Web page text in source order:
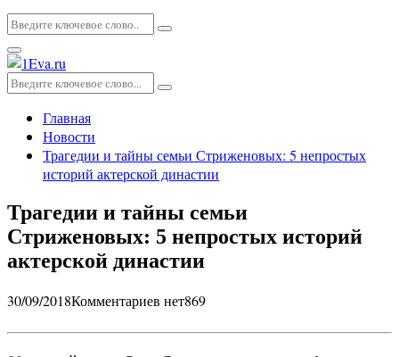
Искать:
Поиск
Основное
меню
Искать:
Поиск
Главная
Новости
Трагедии и тайны семьи Стриженовых: 5 непростых
историй актерской династии
Трагедии и тайны семьи
Стриженовых: 5 непростых историй
актерской династии
30/09/2018Комментариев нет869